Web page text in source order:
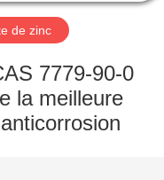
de zinc
7779-90-0
la meilleure